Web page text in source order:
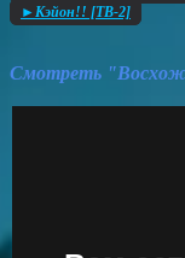
►Кэйон!! [ТВ-2]
Смотреть